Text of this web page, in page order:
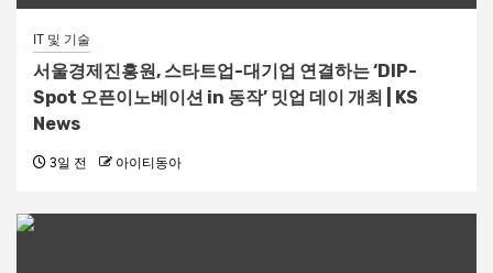
IT 및 기술
서울경제진흥원, 스타트업-대기업 연결하는 ‘DIP-
Spot 오픈이노베이션 in 동작’ 밋업 데이 개최 | KS
News
3일 전 아이티동아